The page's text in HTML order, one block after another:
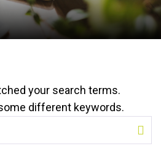
your search terms.
different keywords.